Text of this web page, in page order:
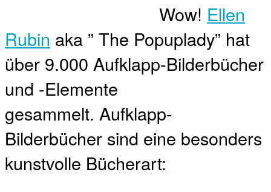
Wow! Ellen
Rubin aka ” The Popuplady” hat
über 9.000 Aufklapp-Bilderbücher
und -Elemente
gesammelt. Aufklapp-
Bilderbücher sind eine besonders
kunstvolle Bücherart: